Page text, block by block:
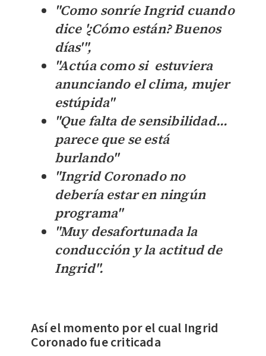
"Como sonríe Ingrid cuando
dice '¿Cómo están? Buenos
días'",
"Actúa como si estuviera
anunciando el clima, mujer
estúpida"
"Que falta de sensibilidad...
parece que se está
burlando"
"Ingrid Coronado no
debería estar en ningún
programa"
"Muy desafortunada la
conducción y la actitud de
Ingrid".
Así el momento por el cual Ingrid
Coronado fue criticada